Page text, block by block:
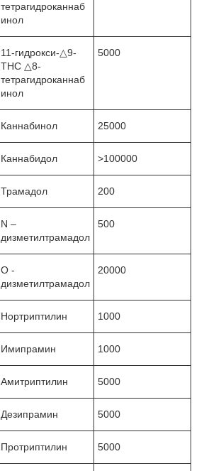
тетрагидроканнаб
инол
11-гидрокси-△9-
THC △8-
тетрагидроканнаб
инол
5000
Каннабинол 25000
Каннабидол ˃100000
Трамадол 200
N –
дизметилтрамадол
500
О -
дизметилтрамадол
20000
Нортриптилин 1000
Имипрамин 1000
Амитриптилин 5000
Дезипрамин 5000
Протриптилин 5000